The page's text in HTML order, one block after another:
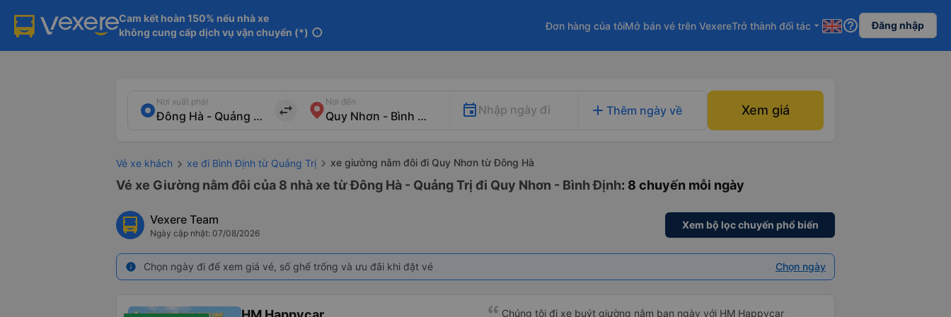
Cam kết hoàn 150% nếu nhà xe
không cung cấp dịch vụ vận chuyển (*) info
Đơn hàng của tôiMở bán vé trên VexereTrở thành đối tác arrow_drop_down help_outline Đăng nhập
Nơi xuất phát
import_export
Nơi đến
Nhập ngày đi add Thêm ngày về Xem giá
Vé xe khách xe đi Bình Định từ Quảng Trị xe giường nằm đôi đi Quy Nhơn từ Đông Hà
Vé xe Giường nằm đôi của 8 nhà xe từ Đông Hà - Quảng Trị đi Quy Nhơn - Bình Định: 8 chuyến mỗi ngày
Vexere Team
Ngày cập nhật: 07/08/2026
Xem bộ lọc chuyến phổ biến
info Chọn ngày đi để xem giá vé, số ghế trống và ưu đãi khi đặt vé Chọn ngày
Chúng tôi đi xe buýt giường nằm ban ngày với HM Happycar